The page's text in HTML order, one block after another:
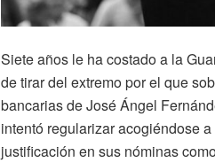
Siete años le ha costado a la
de tirar del extremo por el que
bancarias de José Ángel
intentó regularizar acogiéndose
justificación en sus nóminas